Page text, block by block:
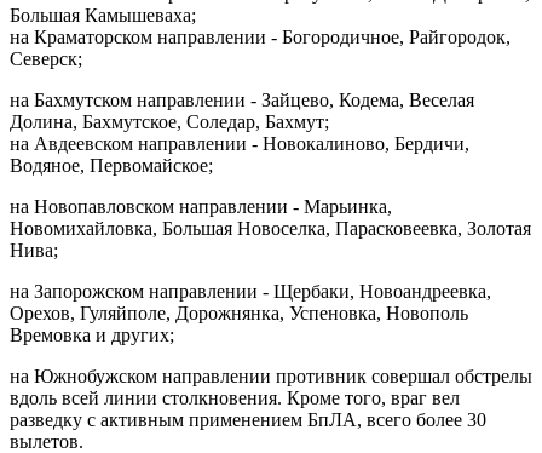
Большая Камышеваха;
на Краматорском направлении - Богородичное, Райгородок,
Северск;
на Бахмутском направлении - Зайцево, Кодема, Веселая
Долина, Бахмутское, Соледар, Бахмут;
на Авдеевском направлении - Новокалиново, Бердичи,
Водяное, Первомайское;
на Новопавловском направлении - Марьинка,
Новомихайловка, Большая Новоселка, Парасковеевка, Золотая
Нива;
на Запорожском направлении - Щербаки, Новоандреевка,
Орехов, Гуляйполе, Дорожнянка, Успеновка, Новополь
Времовка и других;
на Южнобужском направлении противник совершал обстрелы
вдоль всей линии столкновения. Кроме того, враг вел
разведку с активным применением БпЛА, всего более 30
вылетов.